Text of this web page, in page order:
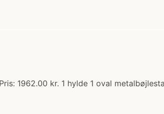
1962.00 kr. 1 hylde 1 oval